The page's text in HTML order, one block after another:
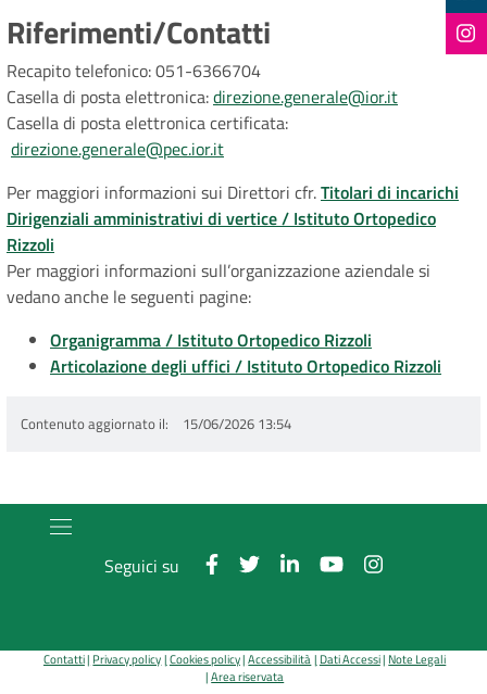
Riferimenti/Contatti
Recapito telefonico: 051-6366704
Casella di posta elettronica:direzione.generale@ior.it
Casella di posta elettronica certificata:
direzione.generale@pec.ior.it
Per maggiori informazioni sui Direttori cfr.Titolari di incarichi
Dirigenziali amministrativi di vertice / Istituto Ortopedico
Rizzoli
Per maggiori informazioni sull’organizzazione aziendale si
vedano anche le seguenti pagine:
Organigramma / Istituto Ortopedico Rizzoli
Articolazione degli uffici / Istituto Ortopedico Rizzoli
Contenuto aggiornato il 15/06/2026 13:54
Seguici su
Contatti Privacy policy Cookies policy Accessibilità Dati Accessi Note Legali
Area riservata